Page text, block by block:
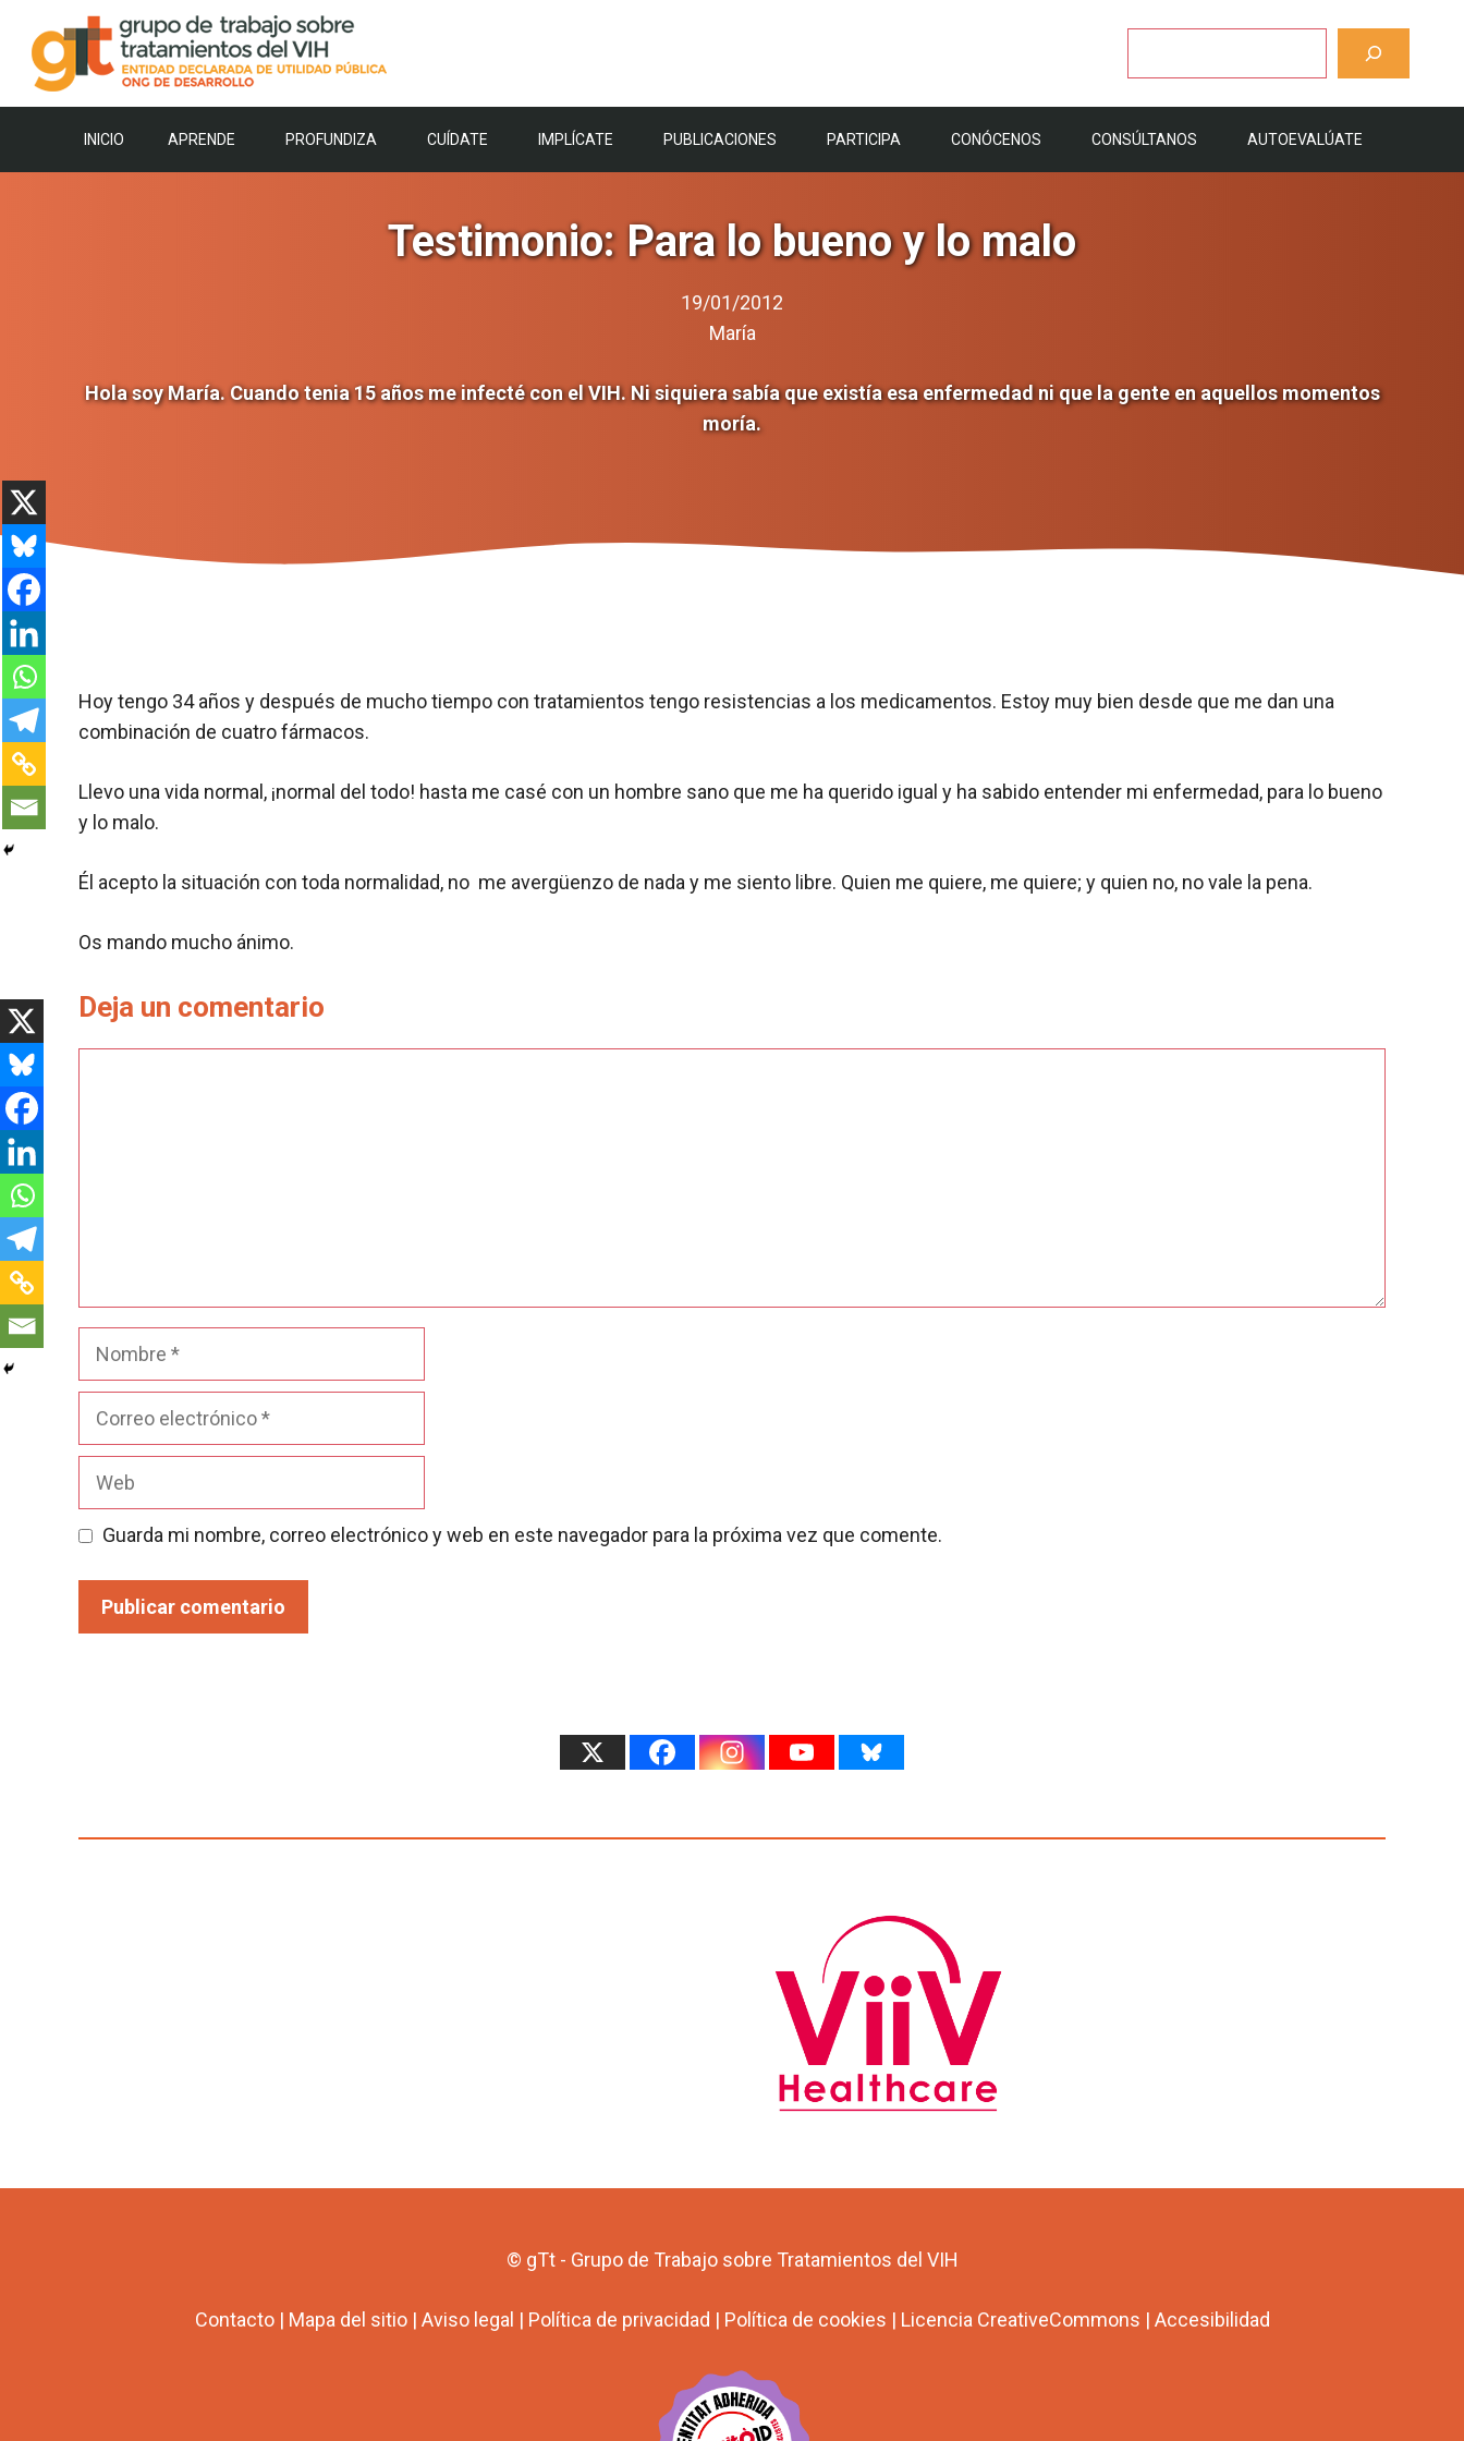
contenido
INICIO APRENDE PROFUNDIZA CUÍDATE IMPLÍCATE PUBLICACIONES PARTICIPA CONÓCENOS CONSÚLTANOS AUTOEVALÚATE
Testimonio: Para lo bueno y lo malo
19/01/2012
María
Hola soy María. Cuando tenia 15 años me infecté con el VIH. Ni siquiera sabía que existía esa enfermedad ni que la gente en aquellos momentos
moría.
Hoy tengo 34 años y después de mucho tiempo con tratamientos tengo resistencias a los medicamentos. Estoy muy bien desde que me dan una
combinación de cuatro fármacos.
Llevo una vida normal, ¡normal del todo! hasta me casé con un hombre sano que me ha querido igual y ha sabido entender mi enfermedad, para lo bueno
y lo malo.
Él acepto la situación con toda normalidad, no me avergüenzo de nada y me siento libre. Quien me quiere, me quiere; y quien no, no vale la pena.
Os mando mucho ánimo.
Deja un comentario
Nombre
Guarda mi nombre, correo electrónico y web en este navegador para la próxima vez que comente.
© gTt - Grupo de Trabajo sobre Tratamientos del VIH
Contacto| Mapa del sitio| Aviso legal | Política de privacidad | Política de cookies | Licencia CreativeCommons | Accesibilidad